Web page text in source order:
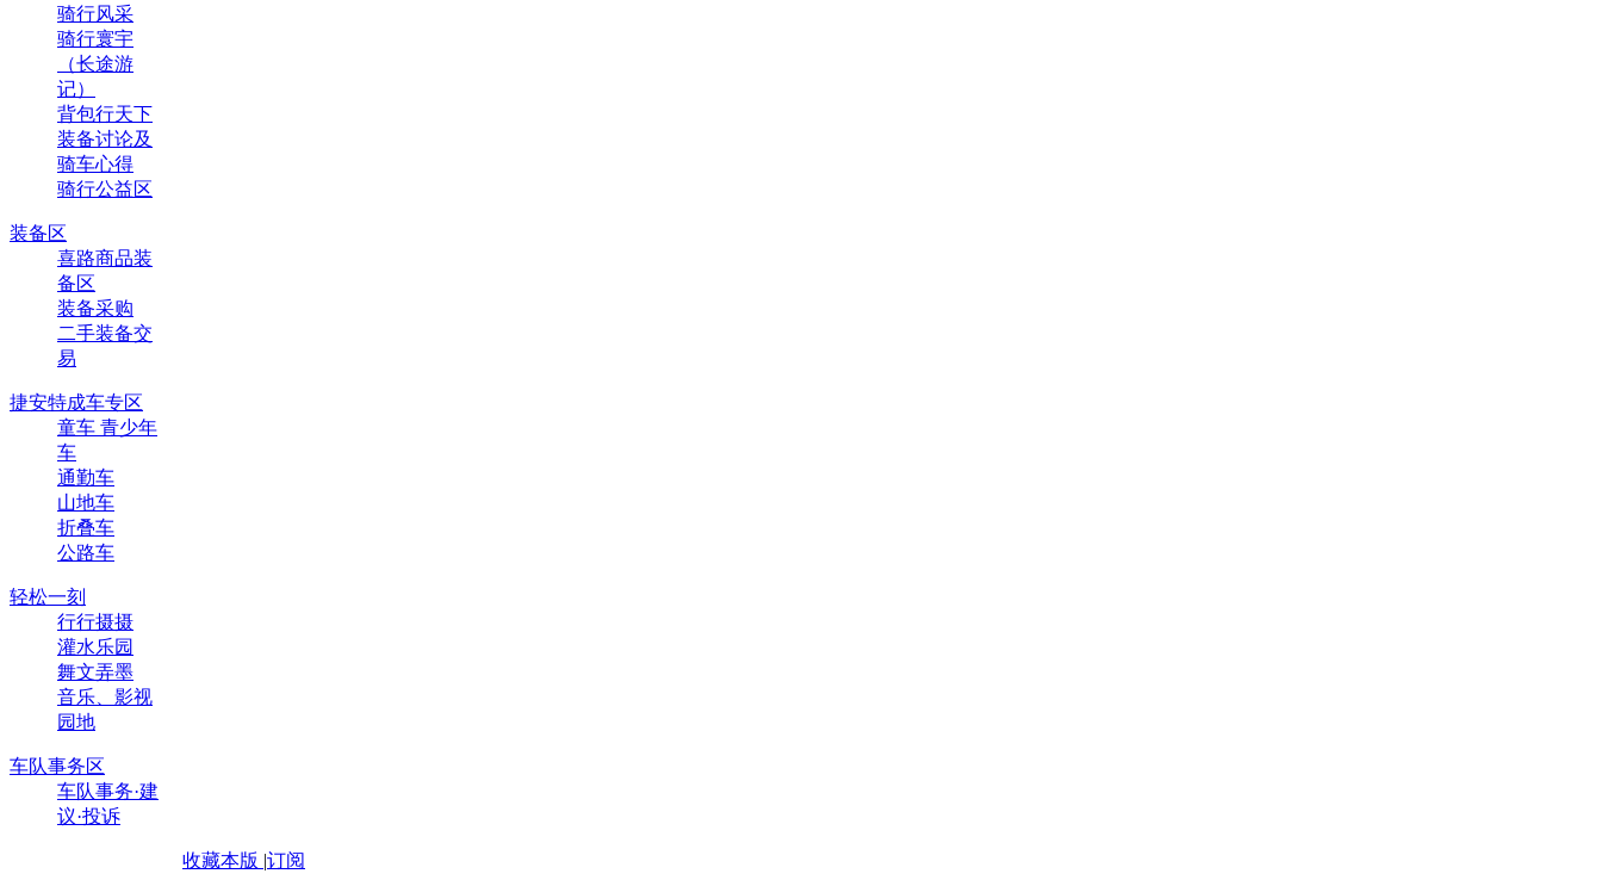
骑行风采
骑行寰宇
（长途游
记）
背包行天下
装备讨论及
骑车心得
骑行公益区
装备区
喜路商品装
备区
装备采购
二手装备交
易
捷安特成车专区
童车 青少年
车
通勤车
山地车
折叠车
公路车
轻松一刻
行行摄摄
灌水乐园
舞文弄墨
音乐、影视
园地
车队事务区
车队事务·建
议·投诉
收藏本版 |订阅